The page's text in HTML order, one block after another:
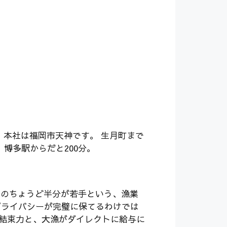
社は福岡市天神です。 生月町まで
多駅からだと200分。
ちょうど半分が若手という、漁業
イバシーが完璧に保てるわけでは
束力と、大漁がダイレクトに給与に